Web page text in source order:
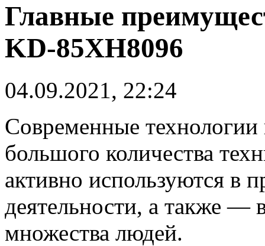
Главные
KD-85XH8096
04.09.2021, 22:24
Современные
большого количества
активно используются в
деятельности, а также —
множества людей.